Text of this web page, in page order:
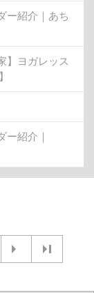
ー紹介｜あち
】ヨガレッス
ー紹介｜